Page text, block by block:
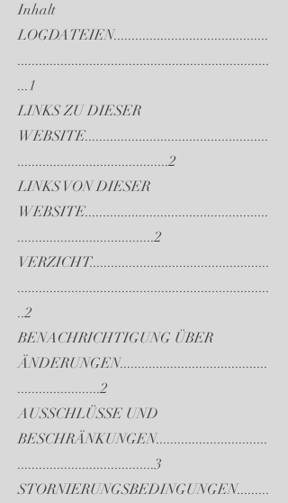
Inhalt
LOGDATEIEN...........................................
......................................................................
...1
LINKS ZU DIESER
WEBSITE...................................................
..........................................2
LINKS VON DIESER
WEBSITE...................................................
......................................2
VERZICHT..................................................
......................................................................
..2
BENACHRICHTIGUNG ÜBER
ÄNDERUNGEN.........................................
.......................2
AUSSCHLÜSSE UND
BESCHRÄNKUNGEN...............................
......................................3
STORNIERUNGSBEDINGUNGEN.........